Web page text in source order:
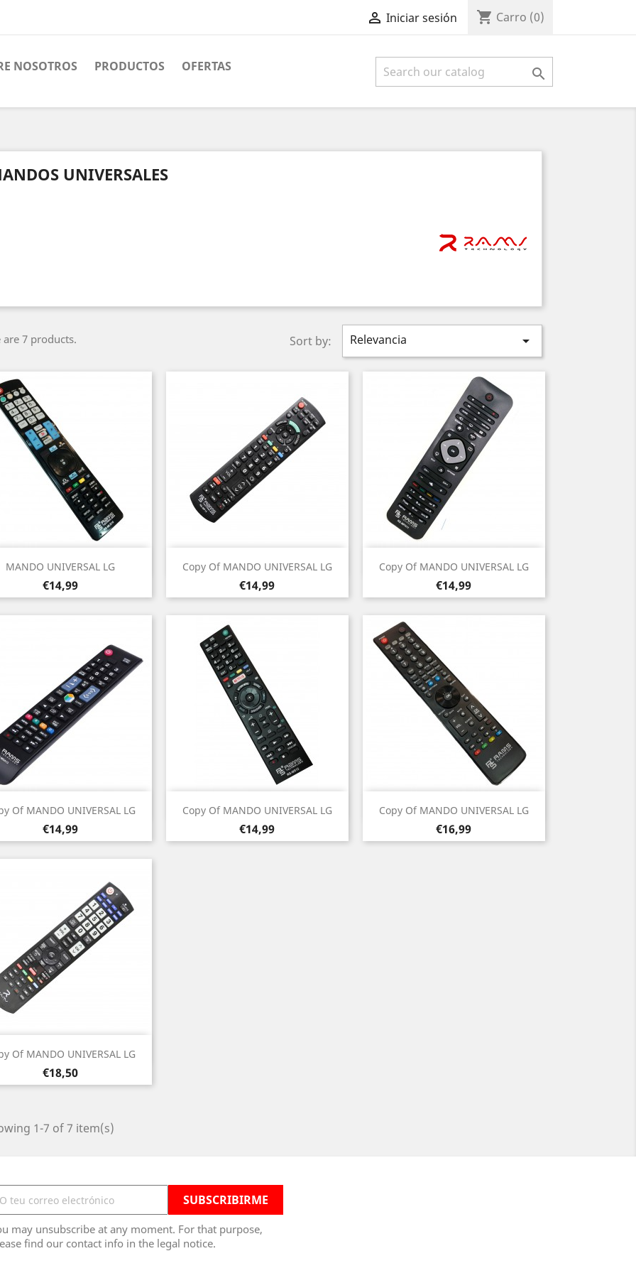
 Iniciar sesión shopping_cart Carro (0)
NOSOTROS PRODUCTOS OFERTAS 
UNIVERSALES
are 7 products. Sort by: Relevancia 
MANDO UNIVERSAL LG
Prezo
€14,99
Vista rápida Copy Of MANDO UNIVERSAL LG
Prezo
€14,99
Vista rápida Copy Of MANDO UNIVERSAL LG
Prezo
€14,99
Vista rápida
Of MANDO UNIVERSAL LG
Prezo
€14,99
Vista rápida Copy Of MANDO UNIVERSAL LG
Prezo
€14,99
Vista rápida Copy Of MANDO UNIVERSAL LG
Prezo
€16,99
Vista rápida
Of MANDO UNIVERSAL LG
Prezo
€18,50
Vista rápida
1-7 of 7 item(s)
may unsubscribe at any moment. For that purpose,
find our contact info in the legal notice.